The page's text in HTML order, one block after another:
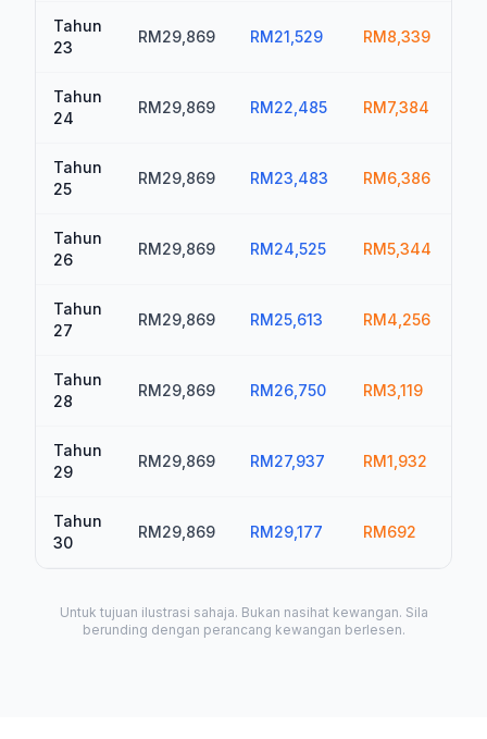
Tahun
23
RM29,869 RM21,529 RM8,339
Tahun
24
RM29,869 RM22,485 RM7,384
Tahun
25
RM29,869 RM23,483 RM6,386
Tahun
26
RM29,869 RM24,525 RM5,344
Tahun
27
RM29,869 RM25,613 RM4,256
Tahun
28
RM29,869 RM26,750 RM3,119
Tahun
29
RM29,869 RM27,937 RM1,932
Tahun
30
RM29,869 RM29,177 RM692
Untuk tujuan ilustrasi sahaja. Bukan nasihat kewangan. Sila
berunding dengan perancang kewangan berlesen.